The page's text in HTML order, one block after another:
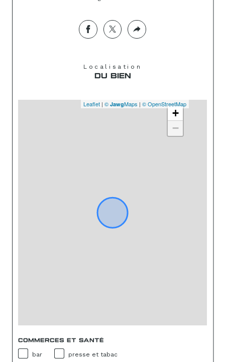
Localisation
DU BIEN
+
−
Leaflet | © JawgMaps | © OpenStreetMap
COMMERCES ET SANTÉ
bar presse et tabac